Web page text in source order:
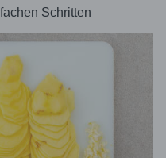
Schritten